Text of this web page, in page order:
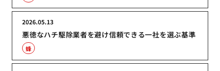
悪徳なハチ駆除業者を避け信頼できる一社を選ぶ基準
2026.05.13
蜂